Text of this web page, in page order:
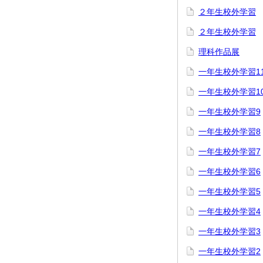
２年生校外学習
２年生校外学習
理科作品展
一年生校外学習
一年生校外学習
一年生校外学習9
一年生校外学習8
一年生校外学習7
一年生校外学習6
一年生校外学習5
一年生校外学習4
一年生校外学習3
一年生校外学習2